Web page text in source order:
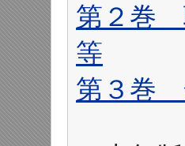
第２巻
等
第３巻